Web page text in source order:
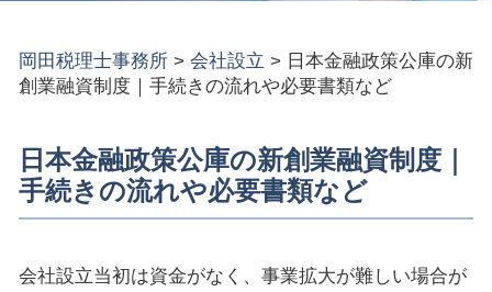
岡田税理士事務所 > 会社設立 > 日本金融政策公庫の新
創業融資制度｜手続きの流れや必要書類など
日本金融政策公庫の新創業融資制度｜
手続きの流れや必要書類など
会社設立当初は資金がなく、事業拡大が難しい場合が